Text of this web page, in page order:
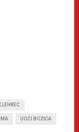
LEHKEC
UOČI BOŽIĆA